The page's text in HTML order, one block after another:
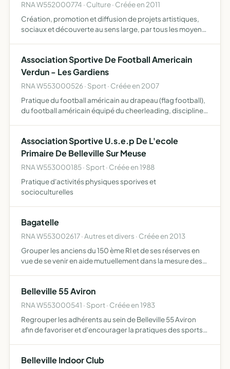
RNA W552000774 · Culture · Créée en 2011
Création, promotion et diffusion de projets artistiques,
sociaux et découverte au sens large, par tous les moyens
Association Sportive De Football Americain
Verdun - Les Gardiens
RNA W553000526 · Sport · Créée en 2007
Pratique du football américain au drapeau (flag football),
du football américain équipé du cheerleading, disciplines
Association Sportive U.s.e.p De L'ecole
Primaire De Belleville Sur Meuse
RNA W553000185 · Sport · Créée en 1988
Pratique d'activités physiques sporives et
socioculturelles
Bagatelle
RNA W553002617 · Autres et divers · Créée en 2013
Grouper les anciens du 150 ème RI et de ses réserves en
vue de se venir en aide mutuellement dans la mesure des
Belleville 55 Aviron
RNA W553000541 · Sport · Créée en 1983
Regrouper les adhérents au sein de Belleville 55 Aviron
afin de favoriser et d'encourager la pratiques des sports
Belleville Indoor Club